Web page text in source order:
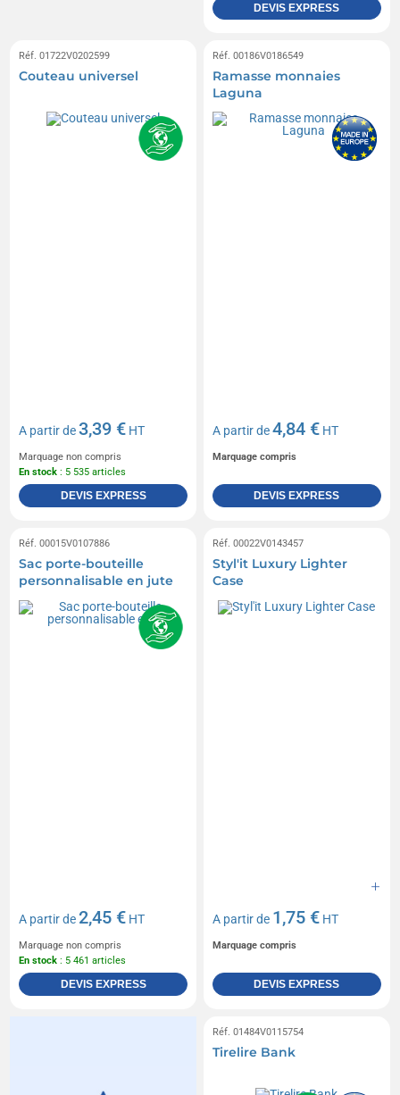
DEVIS EXPRESS
Réf. 01722V0202599
Couteau universel
A partir de3,39 € HT
Marquage non compris
En stock : 5 535 articles
DEVIS EXPRESS
Réf. 00186V0186549
Ramasse monnaies
Laguna
A partir de4,84 € HT
Marquage compris
DEVIS EXPRESS
Réf. 00015V0107886
Sac porte-bouteille
personnalisable en jute
A partir de2,45 € HT
Marquage non compris
En stock : 5 461 articles
DEVIS EXPRESS
Réf. 00022V0143457
Styl'it Luxury Lighter
Case
A partir de 1,75 € HT
Marquage compris
DEVIS EXPRESS
Réf. 01484V0115754
Tirelire Bank